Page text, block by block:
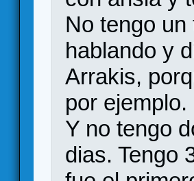
No tengo
hablando y
Arrakis,
por ejemplo.
Y no tengo
dias. Tengo